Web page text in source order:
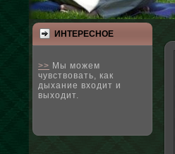
ИНТЕРЕСНΟЕ
>> Мы можем
чувствовать, как
дыхание входит и
выходит.